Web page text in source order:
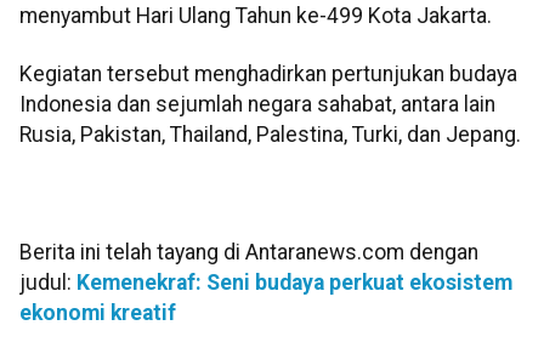
menyambut Hari Ulang Tahun ke-499 Kota Jakarta.
Kegiatan tersebut menghadirkan pertunjukan budaya
Indonesia dan sejumlah negara sahabat, antara lain
Rusia, Pakistan, Thailand, Palestina, Turki, dan Jepang.
Berita ini telah tayang di Antaranews.com dengan
judul: Kemenekraf: Seni budaya perkuat ekosistem
ekonomi kreatif